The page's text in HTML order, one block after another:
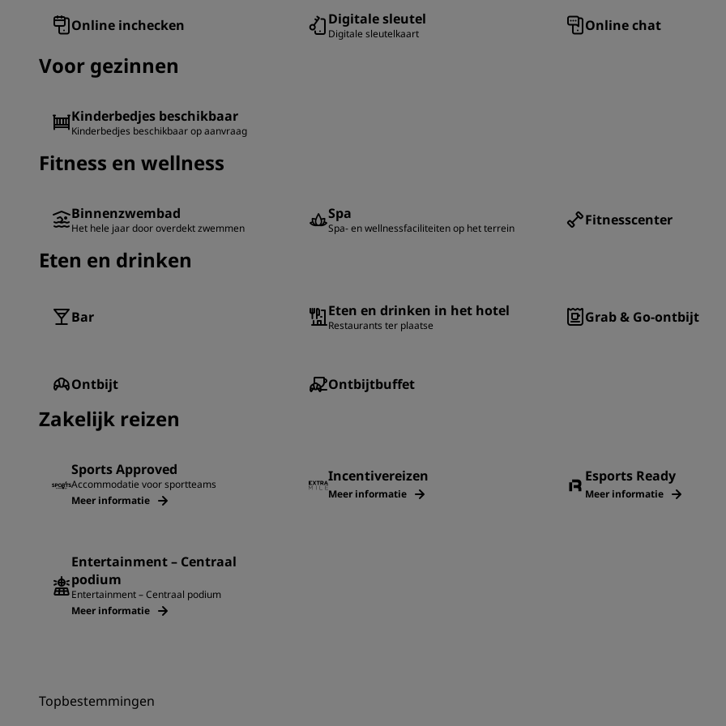
Online inchecken Digitale sleutel
Digitale sleutelkaart Online chat
Voor gezinnen
Kinderbedjes beschikbaar
Kinderbedjes beschikbaar op aanvraag
Fitness en wellness
Binnenzwembad
Het hele jaar door overdekt zwemmen
Spa
Spa- en wellnessfaciliteiten op het terrein Fitnesscenter
Eten en drinken
Bar Eten en drinken in het hotel
Restaurants ter plaatse Grab & Go-ontbijt
Ontbijt Ontbijtbuffet
‌Zakelijk reizen
Sports Approved
Accommodatie voor sportteams
Meer informatie
Incentivereizen
Meer informatie
Esports Ready
Meer informatie
Entertainment – Centraal
podium
Entertainment – Centraal podium
Meer informatie
Topbestemmingen